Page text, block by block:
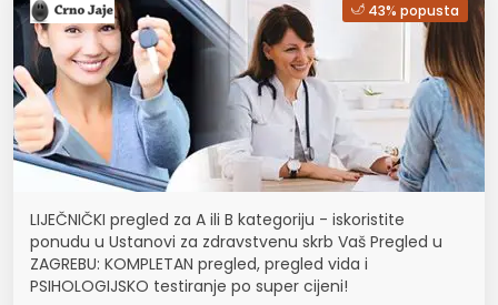
43% popusta
LIJEČNIČKI pregled za A ili B kategoriju - iskoristite
ponudu u Ustanovi za zdravstvenu skrb Vaš Pregled u
ZAGREBU: KOMPLETAN pregled, pregled vida i
PSIHOLOGIJSKO testiranje po super cijeni!